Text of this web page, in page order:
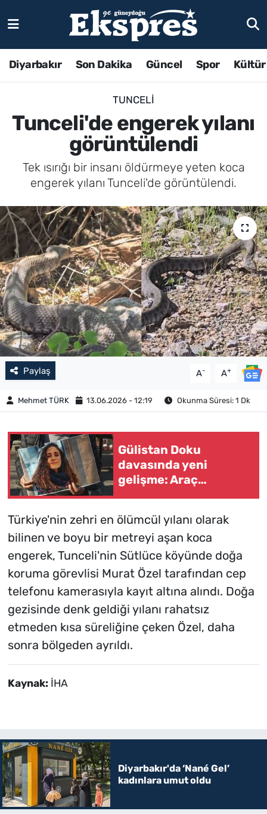
Diyarbakır Son Dakika Güncel Spor
TUNCELI
Tunceli'de engerek yılanı
görüntülendi
Tek ısırığı bir insanı öldürmeye yeten koca
engerek yılanı Tunceli'de görüntülendi.
Paylaş A- A+
Mehmet TÜRK 13.06.2026 - 12:19 Okunma Süresi: 1 Dk
Gülistan Doku
davasında yeni
gelişme: Araç
Türkiye'nin zehri en ölümcül yılanı olarak
bilinen ve boyu bir metreyi aşan koca
engerek, Tunceli'nin Sütlüce köyünde doğa
koruma görevlisi Murat Özel tarafından cep
telefonu kamerasıyla kayıt altına alındı. Doğa
gezisinde denk geldiği yılanı rahatsız
etmeden kısa süreliğine çeken Özel, daha
sonra bölgeden ayrıldı.
Kaynak: İHA
Diyarbakır'da ‘Nané Gel’
kadınlara umut oldu